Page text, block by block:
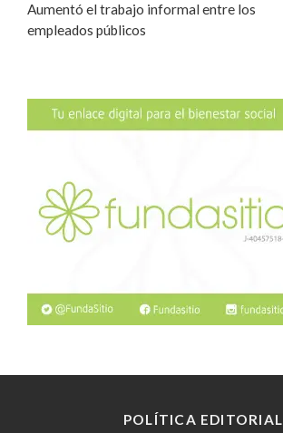
Aumentó el trabajo informal entre los
empleados públicos
POLÍTICA EDITORIAL